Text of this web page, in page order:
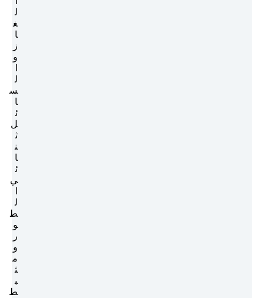
ل
غ
ا
ز
و
ل
س
ا
ئ
ل
ث
ن
ا
ئ
ي
ل
ط
و
ر
و
م
ث
ب
ط